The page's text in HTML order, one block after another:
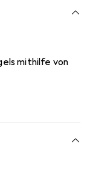
mithilfe von